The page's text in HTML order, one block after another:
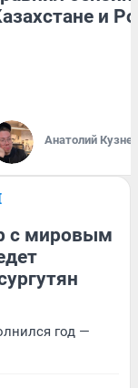
и
Анатолий
с мировым
год —